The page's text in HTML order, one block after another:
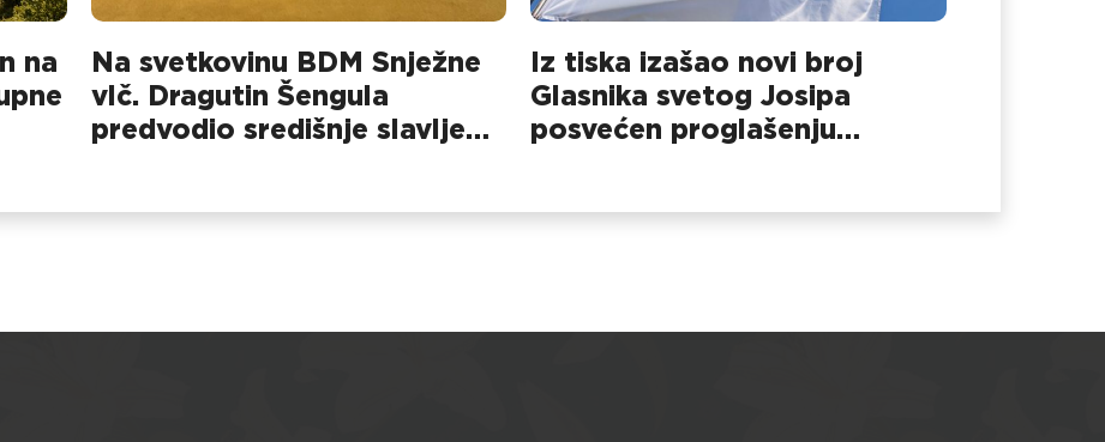
na
Na svetkovinu BDM Snježne
vlč. Dragutin Šengula
predvodio središnje slavlje
Iz tiska izašao novi broj
Glasnika svetog Josipa
posvećen proglašenju